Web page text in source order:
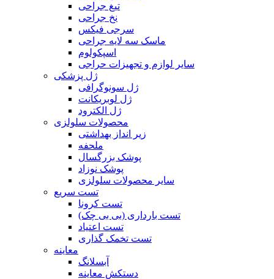
تیغ جراحی
نخ جراحی
سرجی فیکس
ماسک سه لایه جراحی
اسپکولوم
سایر لوازم و تجهیزات حراجی
ژل پزشکی
ژل سونوگرافی
ژل لوبریکانت
ژل الکترود
محصولات سلولزی
زیر انداز بهداشتی
ملحفه
پوشک بزرگسال
پوشک نوزاد
سایر محصولات سلولزی
تست سریع
تست کرونا
تست بارداری (بی بی چک)
تست اعتیاد
تست تخمک گذاری
معاینه
آبسلانگ
دستکش معاینه